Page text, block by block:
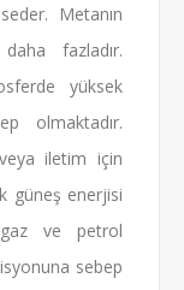
Metanın
fazladır.
yüksek
olmaktadır.
iletim için
güneş enerjisi
ve petrol
sebep